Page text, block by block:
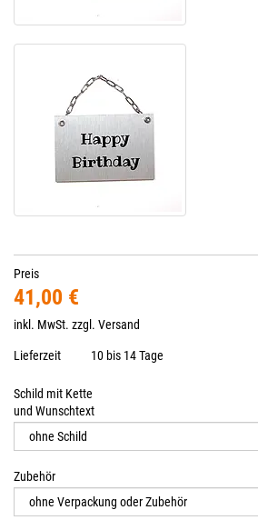
Preis
41,00 €
inkl. MwSt. zzgl. Versand
Lieferzeit 10 bis 14 Tage
Schild mit Kette
und Wunschtext
Zubehör